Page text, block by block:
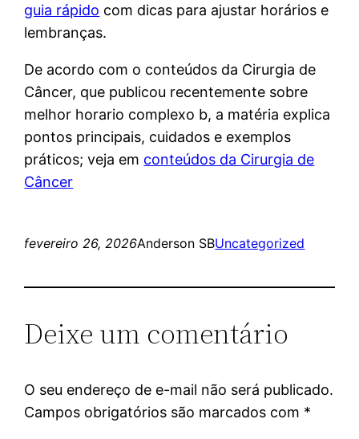
guia rápido com dicas para ajustar horários e
lembranças.
De acordo com o conteúdos da Cirurgia de
Câncer, que publicou recentemente sobre
melhor horario complexo b, a matéria explica
pontos principais, cuidados e exemplos
práticos; veja em conteúdos da Cirurgia de
Câncer
fevereiro 26, 2026Anderson SBUncategorized
Deixe um comentário
O seu endereço de e-mail não será publicado.
Campos obrigatórios são marcados com *